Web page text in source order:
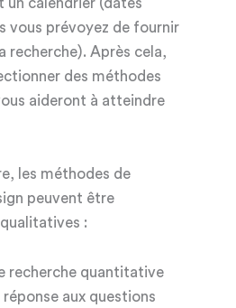
un calendrier (dates
vous prévoyez de fournir
recherche). Après cela,
des méthodes
aideront à atteindre
les méthodes de
peuvent être
:
recherche quantitative
aux questions